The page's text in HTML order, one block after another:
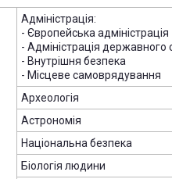
Адміністрація:
- Європейська адміністрація
- Адміністрація державного
- Внутрішня безпека
- Місцеве самоврядування
Археологія
Астрономія
Національна безпека
Біологія людини